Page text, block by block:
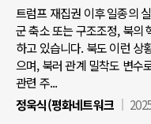
트럼프 재집권 이후 일종의
군 축소 또는 구조조정, 북의
하고 있습니다. 북도 이런 상
으며, 북러 관계 밀착도 변수
관련 주...
정욱식(평화네트워크